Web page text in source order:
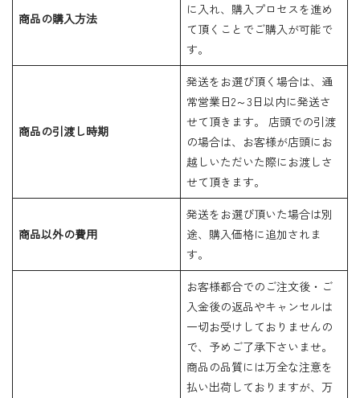
商品の購入方法
に入れ、購入プロセスを進め
て頂くことでご購入が可能で
す。
商品の引渡し時期
発送をお選び頂く場合は、通
常営業日2～3日以内に発送さ
せて頂きます。 店頭での引渡
の場合は、お客様が店頭にお
越しいただいた際にお渡しさ
せて頂きます。
商品以外の費用
発送をお選び頂いた場合は別
途、購入価格に追加されま
す。
お客様都合でのご注文後・ご
入金後の返品やキャンセルは
一切お受けしておりませんの
で、予めご了承下さいませ。
商品の品質には万全な注意を
払い出荷しておりますが、万